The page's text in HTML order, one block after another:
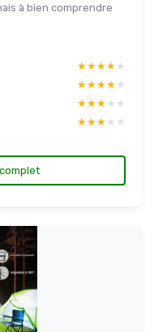
à bien comprendre
★★★★★
★★★★★
★★★★★
★★★★★
★★★★★
★★★★★
★★★★★
★★★★★